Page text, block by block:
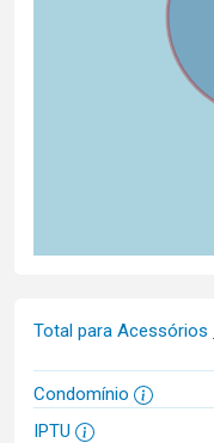
Total para Acessórios
Condomínio
IPTU